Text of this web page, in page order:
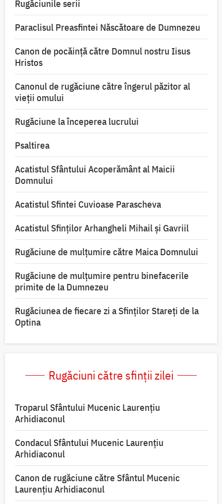
Rugăciunile serii
Paraclisul Preasfintei Născătoare de Dumnezeu
Canon de pocăință către Domnul nostru Iisus
Hristos
Canonul de rugăciune către îngerul păzitor al
vieții omului
Rugăciune la începerea lucrului
Psaltirea
Acatistul Sfântului Acoperământ al Maicii
Domnului
Acatistul Sfintei Cuvioase Parascheva
Acatistul Sfinților Arhangheli Mihail și Gavriil
Rugăciune de mulţumire către Maica Domnului
Rugăciune de mulțumire pentru binefacerile
primite de la Dumnezeu
Rugăciunea de fiecare zi a Sfinților Stareți de la
Optina
Rugăciuni către sfinții zilei
Troparul Sfântului Mucenic Laurențiu
Arhidiaconul
Condacul Sfântului Mucenic Laurențiu
Arhidiaconul
Canon de rugăciune către Sfântul Mucenic
Laurențiu Arhidiaconul